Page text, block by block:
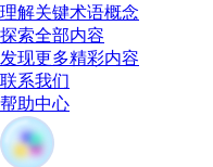
理解关键术语概念
探索全部内容
发现更多精彩内容
联系我们
帮助中心